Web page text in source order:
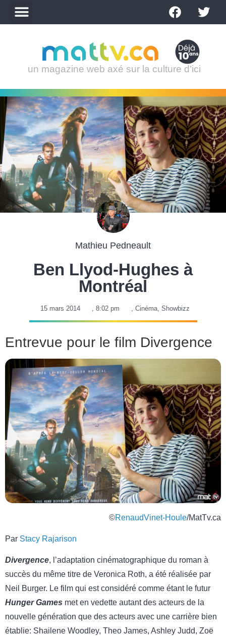
un magazine web axé sur la culture d’ici
Mathieu Pedneault
Ben Llyod-Hughes à
Montréal
15 mars 2014 , 8:02 pm , Cinéma, Showbizz
Entrevue pour le film Divergence
©RenaudVinet-Houle/MatTv.ca
Par Stacy Rajarison
Divergence, l’adaptation cinématographique du roman à
succès du même titre de Veronica Roth, a été réalisée par
Neil Burger. Le film qui est considéré comme étant le futur
Hunger Games met en vedette autant des acteurs de la
nouvelle génération que des acteurs avec une carrière bien
établie: Shailene Woodley, Theo James, Ashley Judd, Zoë